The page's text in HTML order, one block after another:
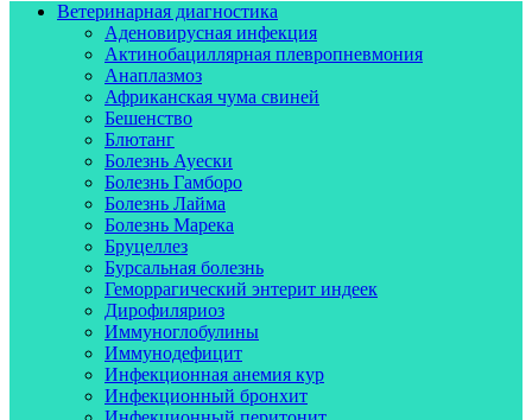
Ветеринарная диагностика
Аденовирусная инфекция
Актинобациллярная плевропневмония
Анаплазмоз
Африканская чума свиней
Бешенство
Блютанг
Болезнь Ауески
Болезнь Гамборо
Болезнь Лайма
Болезнь Марека
Бруцеллез
Бурсальная болезнь
Геморрагический энтерит индеек
Дирофиляриоз
Иммуноглобулины
Иммунодефицит
Инфекционная анемия кур
Инфекционный бронхит